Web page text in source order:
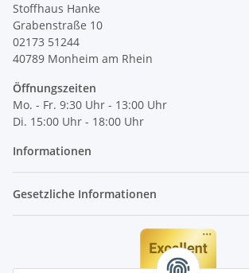
Stoffhaus Hanke
Grabenstraße 10
02173 51244
40789 Monheim am Rhein
Öffnungszeiten
Mo. - Fr. 9:30 Uhr - 13:00 Uhr
Di. 15:00 Uhr - 18:00 Uhr
Informationen
Gesetzliche Informationen